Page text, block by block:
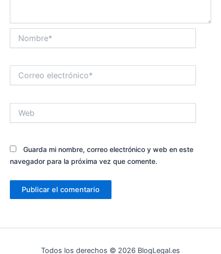
electrónico*
Guarda mi nombre, correo electrónico y web en este
navegador para la próxima vez que comente.
Todos los derechos © 2026 BlogLegal.es